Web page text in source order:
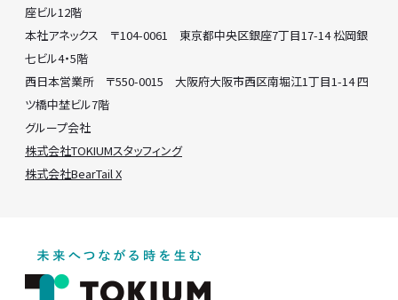
座ビル12階
本社アネックス 〒104-0061 東京都中央区銀座7丁目17-14 松岡銀
七ビル4・5階
西日本営業所 〒550-0015 大阪府大阪市西区南堀江1丁目1-14 四
ツ橋中埜ビル7階
グループ会社
株式会社TOKIUMスタッフィング
株式会社BearTail X